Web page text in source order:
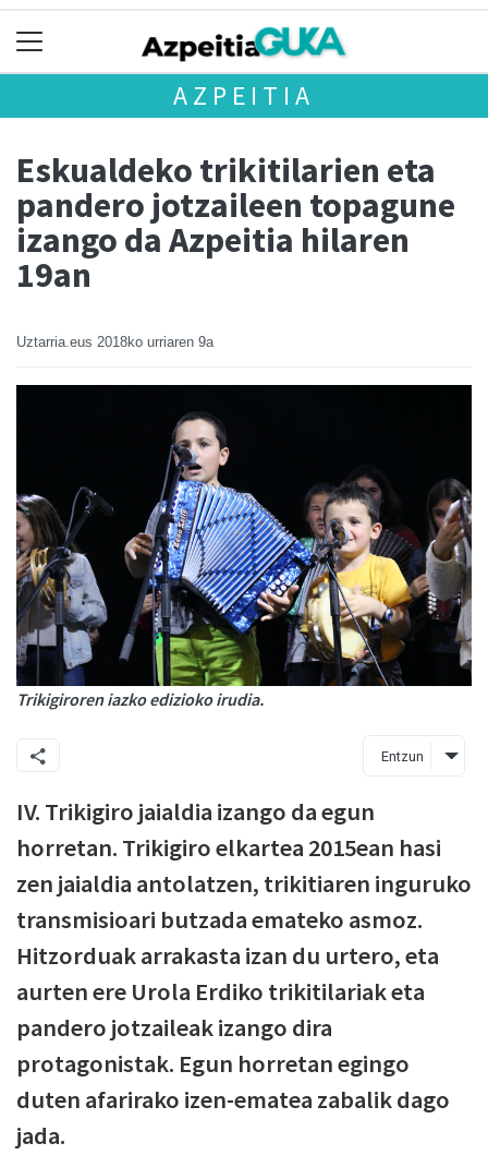
AZPEITIA
Eskualdeko trikitilarien eta
pandero jotzaileen topagune
izango da Azpeitia hilaren
19an
Uztarria.eus 2018ko urriaren 9a
Trikigiroren iazko edizioko irudia.
Entzun
IV. Trikigiro jaialdia izango da egun
horretan. Trikigiro elkartea 2015ean hasi
zen jaialdia antolatzen, trikitiaren inguruko
transmisioari butzada emateko asmoz.
Hitzorduak arrakasta izan du urtero, eta
aurten ere Urola Erdiko trikitilariak eta
pandero jotzaileak izango dira
protagonistak. Egun horretan egingo
duten afarirako izen-ematea zabalik dago
jada.